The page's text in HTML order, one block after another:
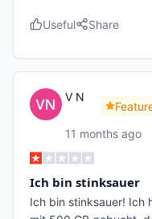
Useful Share
V N
11 months ago
Ich bin stinksauer
Ich bin stinksauer! Ich